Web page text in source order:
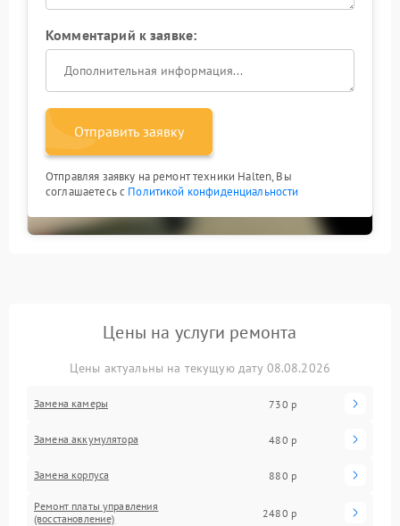
Комментарий к заявке:
Отправить заявку
Отправляя заявку на ремонт техники Halten, Вы
соглашаетесь с Политикой конфиденциальности
Цены на услуги ремонта
Цены актуальны на текущую дату 08.08.2026
Замена камеры 730 р
Замена аккумулятора 480 р
Замена корпуса 880 р
Ремонт платы управления
(восстановление)
2480 р